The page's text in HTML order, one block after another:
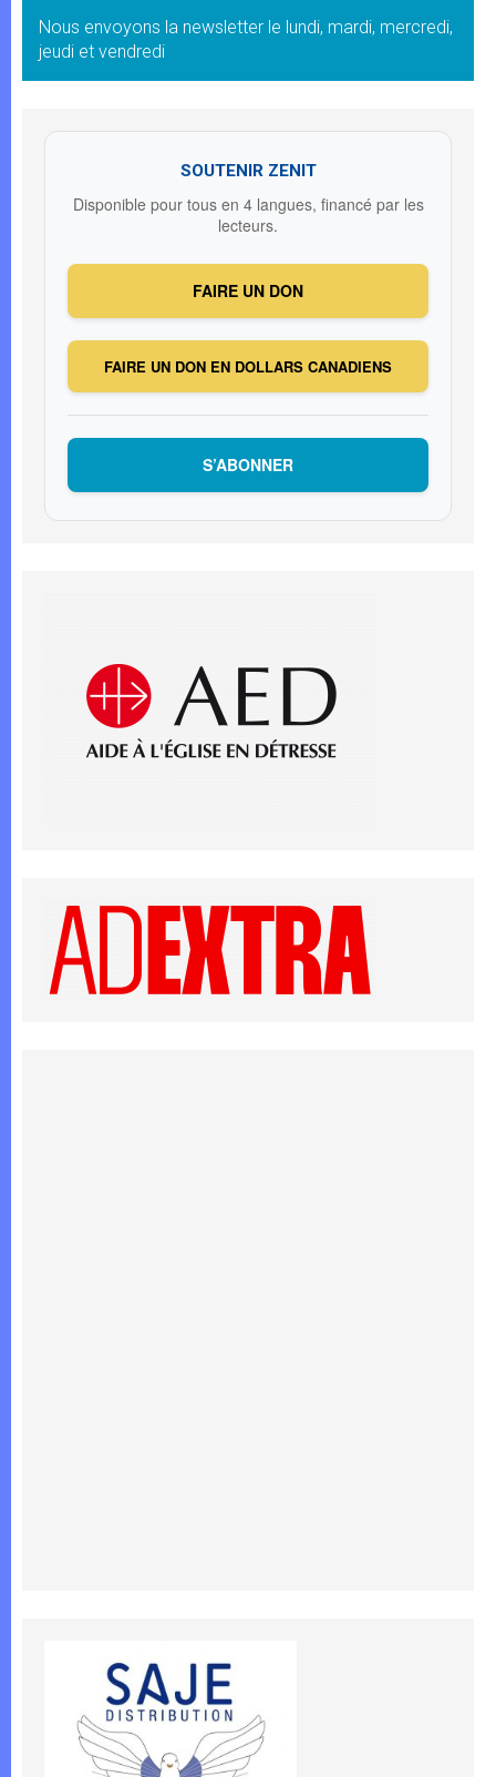
Nous envoyons la newsletter le lundi, mardi, mercredi,
jeudi et vendredi
SOUTENIR ZENIT
Disponible pour tous en 4 langues, financé par les
lecteurs.
FAIRE UN DON
FAIRE UN DON EN DOLLARS CANADIENS
S’ABONNER